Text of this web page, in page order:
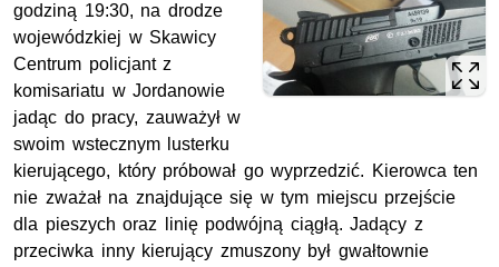
godziną 19:30, na drodze
wojewódzkiej w Skawicy
Centrum policjant z
komisariatu w Jordanowie
jadąc do pracy, zauważył w
swoim wstecznym lusterku
kierującego, który próbował go wyprzedzić. Kierowca ten
nie zważał na znajdujące się w tym miejscu przejście
dla pieszych oraz linię podwójną ciągłą. Jadący z
przeciwka inny kierujący zmuszony był gwałtownie